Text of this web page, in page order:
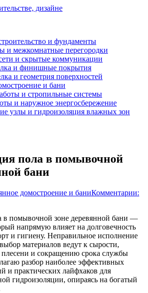
дизайне
и фундаменты
и межкомнатные перегородки
и скрытые коммуникации
и финишные покрытия
и геометрия поверхностей
и бани
и стропильные системы
и наружное энергосбережение
узлы и гидроизоляция влажных зон
пола в помывочной
бани
домостроение и баниКомментарии:
в помывочной зоне деревянной бани —
напрямую влияет на долговечность
и гигиену. Неправильное исполнение
материалов ведут к сырости,
и сокращению срока службы
разбор наиболее эффективных
и практических лайфхаков для
гидроизоляции, опираясь на богатый